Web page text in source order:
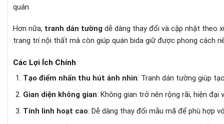
quán.
Hơn nữa, tranh dán tường dễ dàng thay đổi và cập nhật theo
trang trí nội thất mà còn giúp quán bida giữ được phong cách
Các Lợi Ích Chính
Tạo điểm nhấn thu hút ánh nhìn: Tranh dán tường giúp
Gian diện không gian: Không gian trở nên rộng rãi, hiện đại
Tính linh hoạt cao: Dễ dàng thay đổi mẫu mã để phù hợp